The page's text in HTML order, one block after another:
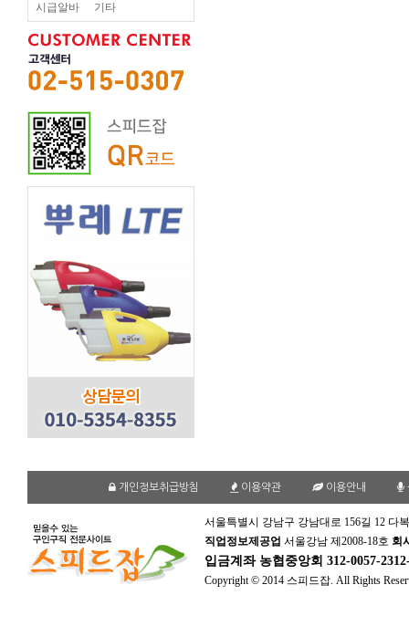
시급알바 기타
개인정보취급방침 이용약관 이용안내
서울특별시 강남구 강남대로 156길 12 다
직업정보제공업 서울강남 제2008-18호 회
입금계좌 농협중앙회 312-0057-
Copyright © 2014 스피드잡. All Rights